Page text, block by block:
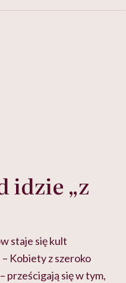
idzie „z
staje się kult
Kobiety z szeroko
się w tym,